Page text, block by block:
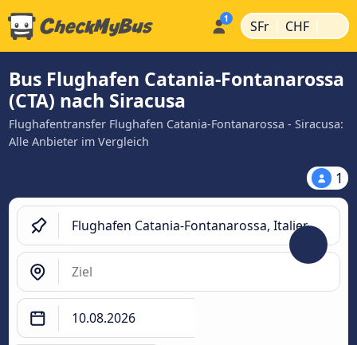
SFr | CHF |
Bus Flughafen Catania-Fontanarossa
(CTA) nach Siracusa
Flughafentransfer Flughafen Catania-Fontanarossa - Siracusa:
Alle Anbieter im Vergleich
1